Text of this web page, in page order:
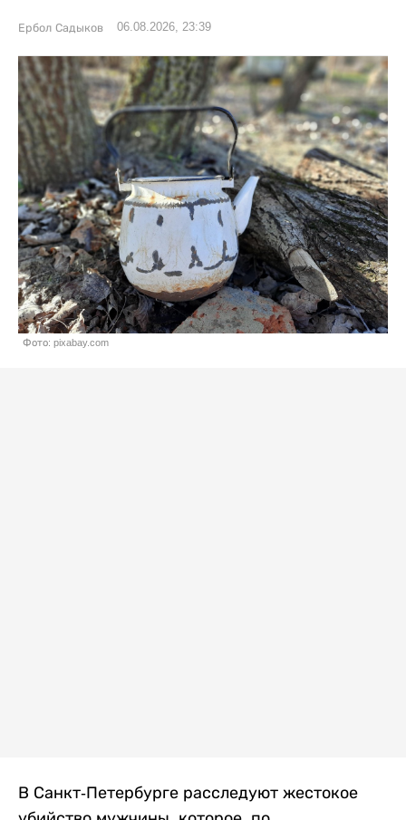
Ербол Садыков 06.08.2026, 23:39
Фото: pixabay.com
В Санкт-Петербурге расследуют жестокое